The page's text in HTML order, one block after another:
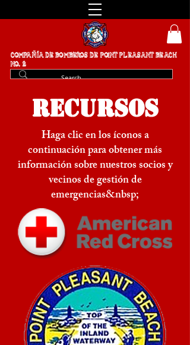
COMPAÑÍA DE BOMBEROS DE POINT PLEASANT BEACH
NO. 2
RECURSOS
Haga clic en los íconos a
continuación para obtener más
información sobre nuestros socios y
vecinos de gestión de
emergencias&nbsp;